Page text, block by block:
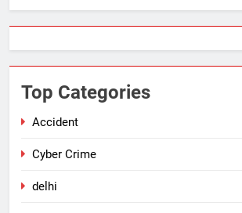
Top Categories
Accident
Cyber Crime
delhi